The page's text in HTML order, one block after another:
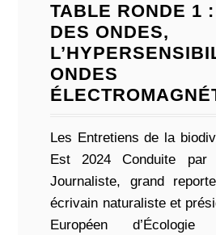
TABLE RONDE 1
DES ONDES,
ONDES
Les Entretiens de la
Est 2024 Conduite par
Journaliste, grand
écrivain naturaliste et
Européen